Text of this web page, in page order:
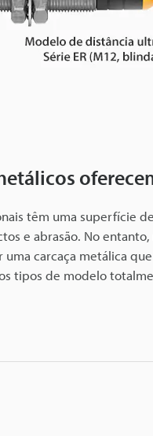
têm uma superfície
e abrasão. No
carcaça metálica
tipos de modelo